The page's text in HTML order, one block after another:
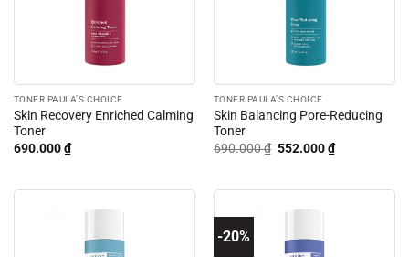
TONER PAULA’S CHOICE
Skin Recovery Enriched Calming
Toner
690.000₫
TONER PAULA’S CHOICE
Skin Balancing Pore-Reducing
Toner
690.000₫ Giá
552.000₫Giá
hiện
552.000 ₫.
-20%